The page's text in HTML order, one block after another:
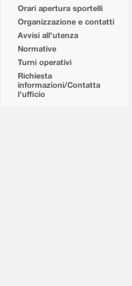
Orari apertura sportelli
Organizzazione e contatti
Avvisi all'utenza
Normative
Turni operativi
Richiesta
informazioni/Contatta
l'ufficio